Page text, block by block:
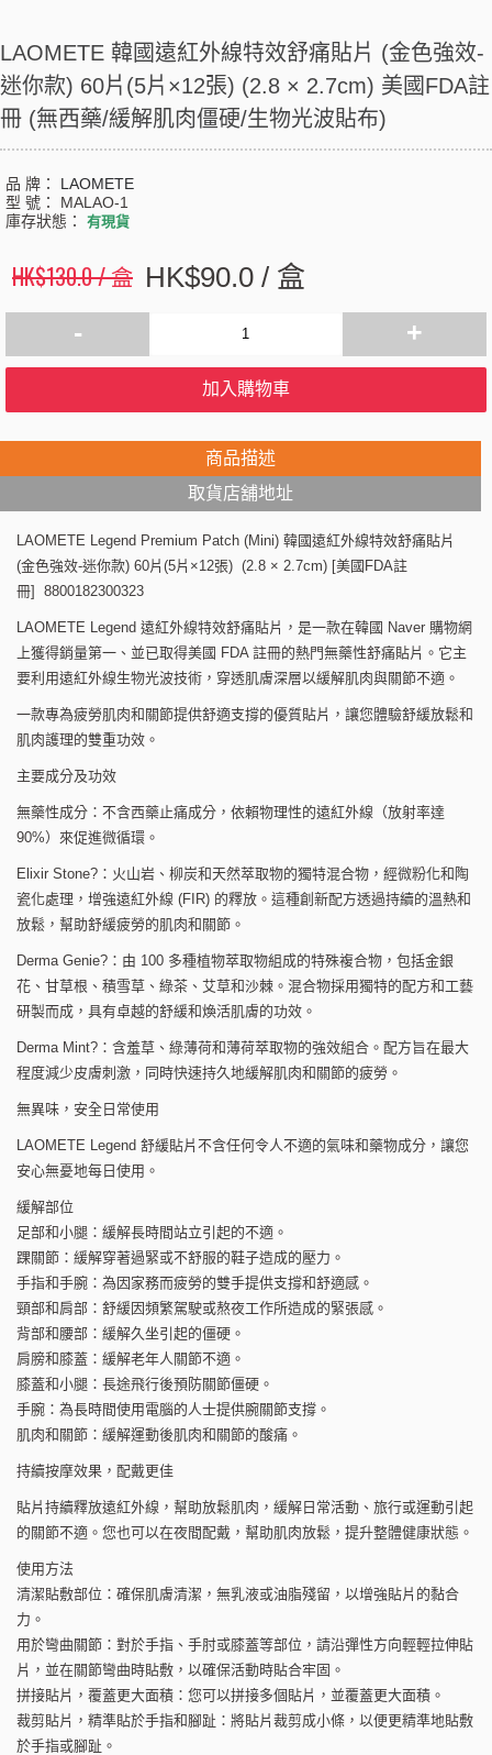
LAOMETE 韓國遠紅外線特效舒痛貼片 (金色強效-
迷你款) 60片(5片×12張) (2.8 × 2.7cm) 美國FDA註
冊 (無西藥/緩解肌肉僵硬/生物光波貼布)
品 牌： LAOMETE
型 號： MALAO-1
庫存狀態： 有現貨
HK$130.0 / 盒 HK$90.0 / 盒
- +
加入購物車
商品描述
取貨店舖地址
LAOMETE Legend Premium Patch (Mini) 韓國遠紅外線特效舒痛貼片
(金色強效-迷你款) 60片(5片×12張) (2.8 × 2.7cm) [美國FDA註
冊] 8800182300323
LAOMETE Legend 遠紅外線特效舒痛貼片，是一款在韓國 Naver 購物網
上獲得銷量第一、並已取得美國 FDA 註冊的熱門無藥性舒痛貼片。它主
要利用遠紅外線生物光波技術，穿透肌膚深層以緩解肌肉與關節不適。
一款專為疲勞肌肉和關節提供舒適支撐的優質貼片，讓您體驗舒緩放鬆和
肌肉護理的雙重功效。
主要成分及功效
無藥性成分：不含西藥止痛成分，依賴物理性的遠紅外線（放射率達
90%）來促進微循環。
Elixir Stone?：火山岩、柳炭和天然萃取物的獨特混合物，經微粉化和陶
瓷化處理，增強遠紅外線 (FIR) 的釋放。這種創新配方透過持續的溫熱和
放鬆，幫助舒緩疲勞的肌肉和關節。
Derma Genie?：由 100 多種植物萃取物組成的特殊複合物，包括金銀
花、甘草根、積雪草、綠茶、艾草和沙棘。混合物採用獨特的配方和工藝
研製而成，具有卓越的舒緩和煥活肌膚的功效。
Derma Mint?：含羞草、綠薄荷和薄荷萃取物的強效組合。配方旨在最大
程度減少皮膚刺激，同時快速持久地緩解肌肉和關節的疲勞。
無異味，安全日常使用
LAOMETE Legend 舒緩貼片不含任何令人不適的氣味和藥物成分，讓您
安心無憂地每日使用。
緩解部位
足部和小腿：緩解長時間站立引起的不適。
踝關節：緩解穿著過緊或不舒服的鞋子造成的壓力。
手指和手腕：為因家務而疲勞的雙手提供支撐和舒適感。
頸部和肩部：舒緩因頻繁駕駛或熬夜工作所造成的緊張感。
背部和腰部：緩解久坐引起的僵硬。
肩膀和膝蓋：緩解老年人關節不適。
膝蓋和小腿：長途飛行後預防關節僵硬。
手腕：為長時間使用電腦的人士提供腕關節支撐。
肌肉和關節：緩解運動後肌肉和關節的酸痛。
持續按摩效果，配戴更佳
貼片持續釋放遠紅外線，幫助放鬆肌肉，緩解日常活動、旅行或運動引起
的關節不適。您也可以在夜間配戴，幫助肌肉放鬆，提升整體健康狀態。
使用方法
清潔貼敷部位：確保肌膚清潔，無乳液或油脂殘留，以增強貼片的黏合
力。
用於彎曲關節：對於手指、手肘或膝蓋等部位，請沿彈性方向輕輕拉伸貼
片，並在關節彎曲時貼敷，以確保活動時貼合牢固。
拼接貼片，覆蓋更大面積：您可以拼接多個貼片，並覆蓋更大面積。
裁剪貼片，精準貼於手指和腳趾：將貼片裁剪成小條，以便更精準地貼敷
於手指或腳趾。